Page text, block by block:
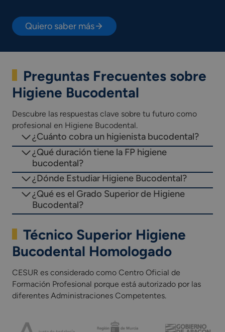
Quiero saber más
Preguntas Frecuentes sobre
Higiene Bucodental
Descubre las respuestas clave sobre tu futuro como
profesional en Higiene Bucodental.
¿Cuánto cobra un higienista bucodental?
¿Qué duración tiene la FP higiene
bucodental?
¿Dónde Estudiar Higiene Bucodental?
¿Qué es el Grado Superior de Higiene
Bucodental?
Técnico Superior Higiene
Bucodental Homologado
CESUR es considerado como Centro Oficial de
Formación Profesional porque está autorizado por las
diferentes Administraciones Competentes.